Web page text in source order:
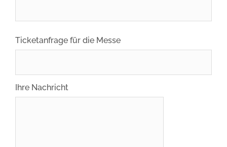
Ticketanfrage für die Messe
Ihre Nachricht